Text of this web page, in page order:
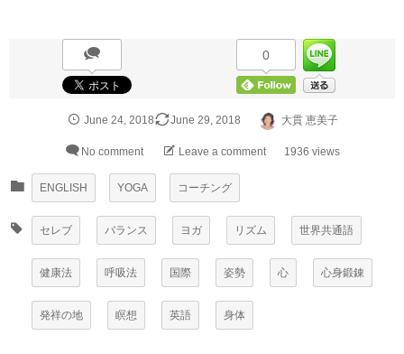
0
June 24, 2018 June 29 2018 大貫 恵美子
No comment Leave a comment 1936 views
ENGLISH YOGA コーチング
セレブ バランス ヨガ リズム 世界共通語
健康法 呼吸法 国際 姿勢 心 心身鍛錬
発祥の地 瞑想 英語 身体